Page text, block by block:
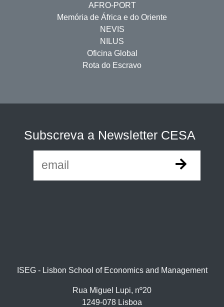
AFRO-PORT
Memória de África e do Oriente
NEVIS
NILUS
Oficina Global
Rota do Escravo
Subscreva a Newsletter CESA
ISEG - Lisbon School of Economics and Management
Rua Miguel Lupi, nº20
1249-078 Lisboa